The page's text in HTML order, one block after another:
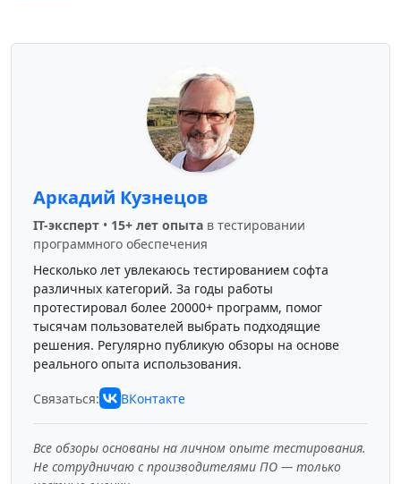
Аркадий Кузнецов
IT-эксперт • 15+ лет опыта в тестировании
программного обеспечения
Несколько лет увлекаюсь тестированием софта
различных категорий. За годы работы
протестировал более 20000+ программ, помог
тысячам пользователей выбрать подходящие
решения. Регулярно публикую обзоры на основе
реального опыта использования.
Связаться: ВКонтакте
Все обзоры основаны на личном опыте тестирования.
Не сотрудничаю с производителями ПО — только